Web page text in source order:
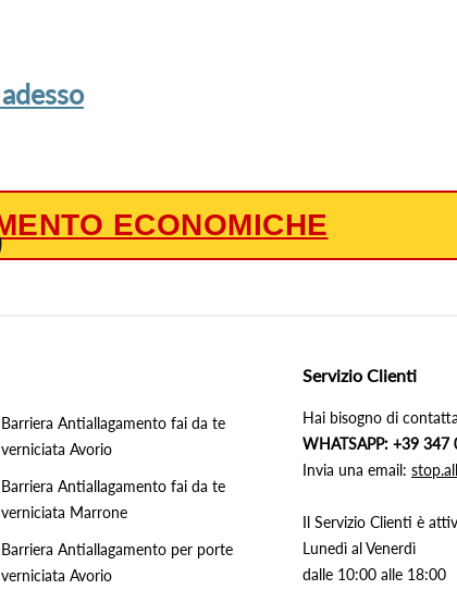
ECONOMICHE
Barriera Antiallagamento fai da te
verniciata Avorio
Barriera Antiallagamento fai da te
verniciata Marrone
Barriera Antiallagamento per porte
verniciata Avorio
Servizio Clienti
Hai bisogno di
WHATSAPP: +39 347
Invia una email:
Il Servizio Clienti è
Lunedì al Venerdì
dalle 10:00 alle 18:00